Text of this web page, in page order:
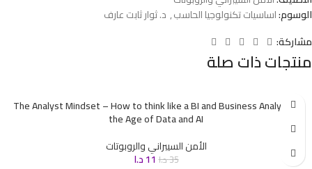
الوسوم:اساسيات تكنولوجيا الحاسب, د. ثوار ثابت عارف
مشاركة:
منتجات ذات صلة
The Analyst Mindset – How to think like a BI and Business Analyst in
the Age of Data and AI
الأمن السيبراني والروبوتات
35د.ا 11د.ا